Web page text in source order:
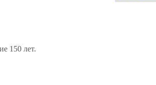
150 лет.